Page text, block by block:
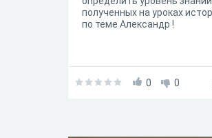
полученных на уроках
по теме Александр !
0 0